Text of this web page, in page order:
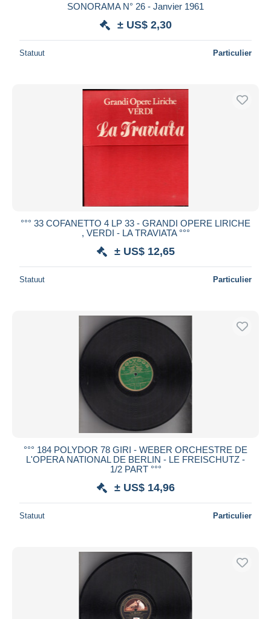
SONORAMA N° 26 - Janvier 1961
± US$ 2,30
Statuut Particulier
°°° 33 COFANETTO 4 LP 33 - GRANDI OPERE LIRICHE
, VERDI - LA TRAVIATA °°°
± US$ 12,65
Statuut Particulier
°°° 184 POLYDOR 78 GIRI - WEBER ORCHESTRE DE
L'OPERA NATIONAL DE BERLIN - LE FREISCHUTZ -
1/2 PART °°°
± US$ 14,96
Statuut Particulier